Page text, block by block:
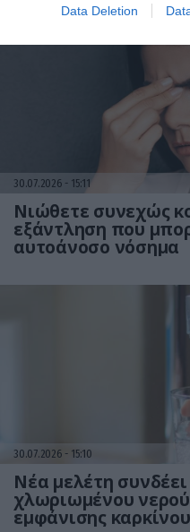
Data Deletion
30.07.2026 15:11
Νιώθετε συνεχώς
εξάντληση που
αυτοάνοσο νόσημα
30.07.2026 15:10
Νέα μελέτη
χλωριωμένου
εμφάνισης